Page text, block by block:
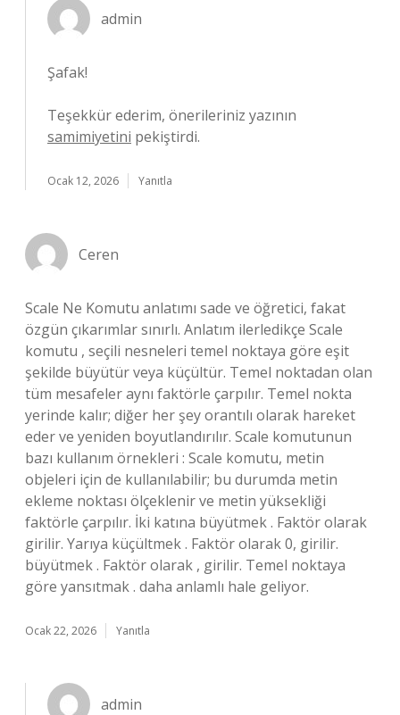
admin
Şafak!
Teşekkür ederim, önerileriniz yazının
samimiyetini pekiştirdi.
Ocak 12, 2026 Yanıtla
Ceren
Scale Ne Komutu anlatımı sade ve öğretici, fakat
özgün çıkarımlar sınırlı. Anlatım ilerledikçe Scale
komutu , seçili nesneleri temel noktaya göre eşit
şekilde büyütür veya küçültür. Temel noktadan olan
tüm mesafeler aynı faktörle çarpılır. Temel nokta
yerinde kalır; diğer her şey orantılı olarak hareket
eder ve yeniden boyutlandırılır. Scale komutunun
bazı kullanım örnekleri : Scale komutu, metin
objeleri için de kullanılabilir; bu durumda metin
ekleme noktası ölçeklenir ve metin yüksekliği
faktörle çarpılır. İki katına büyütmek . Faktör olarak
girilir. Yarıya küçültmek . Faktör olarak 0, girilir.
büyütmek . Faktör olarak , girilir. Temel noktaya
göre yansıtmak . daha anlamlı hale geliyor.
Ocak 22, 2026 Yanıtla
admin